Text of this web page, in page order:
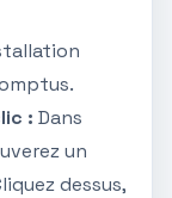
: Dans
un
dessus,